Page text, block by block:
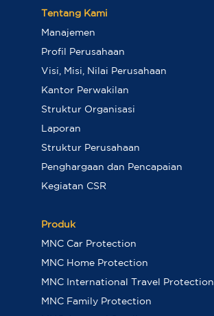
Tentang Kami
Manajemen
Profil Perusahaan
Visi, Misi, Nilai Perusahaan
Kantor Perwakilan
Struktur Organisasi
Laporan
Struktur Perusahaan
Penghargaan dan Pencapaian
Kegiatan CSR
Produk
MNC Car Protection
MNC Home Protection
MNC International Travel Protection
MNC Family Protection